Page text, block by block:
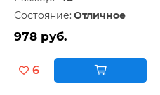
Состояние: Отличное
978 руб.
6